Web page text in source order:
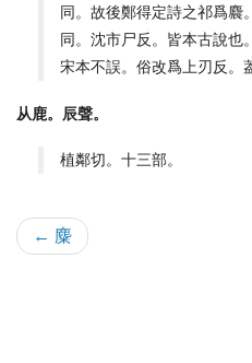
同。故後鄭得定詩之祁爲麎
同。沈市尸反。皆本古說也
宋本不誤。俗改爲上刃反。
从鹿。辰聲。
植鄰切。十三部。
← 麋